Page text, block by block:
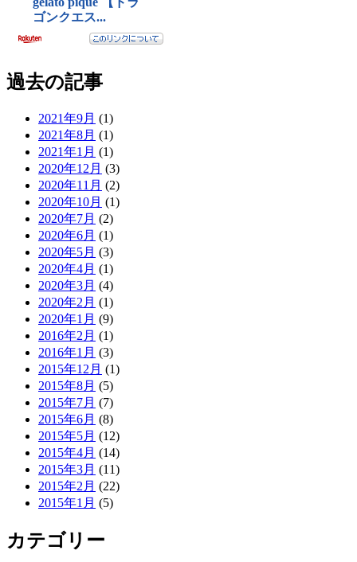
過去の記事
2021年9月 (1)
2021年8月 (1)
2021年1月 (1)
2020年12月 (3)
2020年11月 (2)
2020年10月 (1)
2020年7月 (2)
2020年6月 (1)
2020年5月 (3)
2020年4月 (1)
2020年3月 (4)
2020年2月 (1)
2020年1月 (9)
2016年2月 (1)
2016年1月 (3)
2015年12月 (1)
2015年8月 (5)
2015年7月 (7)
2015年6月 (8)
2015年5月 (12)
2015年4月 (14)
2015年3月 (11)
2015年2月 (22)
2015年1月 (5)
カテゴリー